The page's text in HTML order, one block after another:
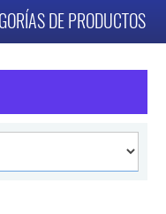
DE PRODUCTOS